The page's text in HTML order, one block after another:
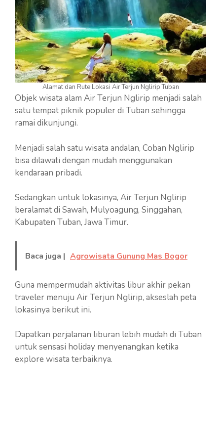
Alamat dan Rute Lokasi Air Terjun Nglirip Tuban
Objek wisata alam Air Terjun Nglirip menjadi salah
satu tempat piknik populer di Tuban sehingga
ramai dikunjungi.
Menjadi salah satu wisata andalan, Coban Nglirip
bisa dilawati dengan mudah menggunakan
kendaraan pribadi.
Sedangkan untuk lokasinya, Air Terjun Nglirip
beralamat di Sawah, Mulyoagung, Singgahan,
Kabupaten Tuban, Jawa Timur.
Baca juga | Agrowisata Gunung Mas Bogor
Guna mempermudah aktivitas libur akhir pekan
traveler menuju Air Terjun Nglirip, akseslah peta
lokasinya berikut ini.
Dapatkan perjalanan liburan lebih mudah di Tuban
untuk sensasi holiday menyenangkan ketika
explore wisata terbaiknya.